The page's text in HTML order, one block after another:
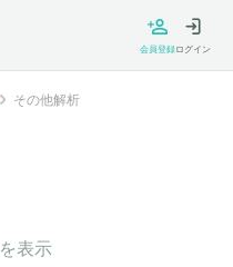
会員登録ログイン
その他解析
を表示